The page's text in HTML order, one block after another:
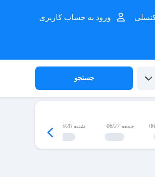
ورود به حساب کاربری
جستجو
جمعه 06/27 شنبه 06/28